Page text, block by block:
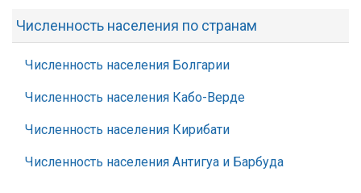
Численность населения по странам
Численность населения Болгарии
Численность населения Кабо-Верде
Численность населения Кирибати
Численность населения Антигуа и Барбуда